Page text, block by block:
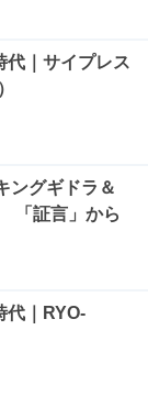
代｜サイプレス
ングギドラ＆
「証言」から
代｜RYO-